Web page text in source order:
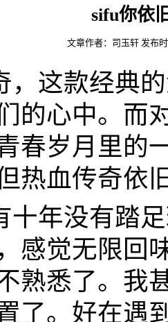
sifu你依
文章作者：司玉轩 发布
，这款经典
的心中。而
春岁月里的
热血传奇依
十年没有踏
感觉无限回
熟悉了。我
了。好在遇